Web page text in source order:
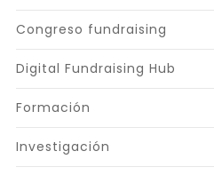
Congreso fundraising
Digital Fundraising Hub
Formación
Investigación